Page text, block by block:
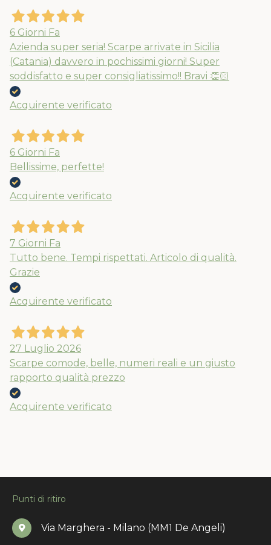
6 Giorni Fa
Azienda super seria! Scarpe arrivate in Sicilia
(Catania) davvero in pochissimi giorni! Super
soddisfatto e super consigliatissimo!! Bravi 👏🏻
Acquirente verificato
6 Giorni Fa
Bellissime, perfette!
Acquirente verificato
7 Giorni Fa
Tutto bene. Tempi rispettati. Articolo di qualità.
Grazie
Acquirente verificato
27 Luglio 2026
Scarpe comode, belle, numeri reali e un giusto
rapporto qualità prezzo
Acquirente verificato
Punti di ritiro
Via Marghera - Milano (MM1 De Angeli)